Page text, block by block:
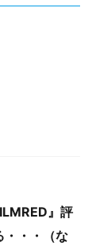
』評
・・・（な